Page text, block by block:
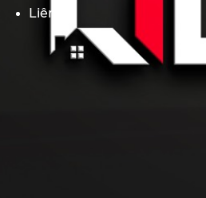
Liên hệ